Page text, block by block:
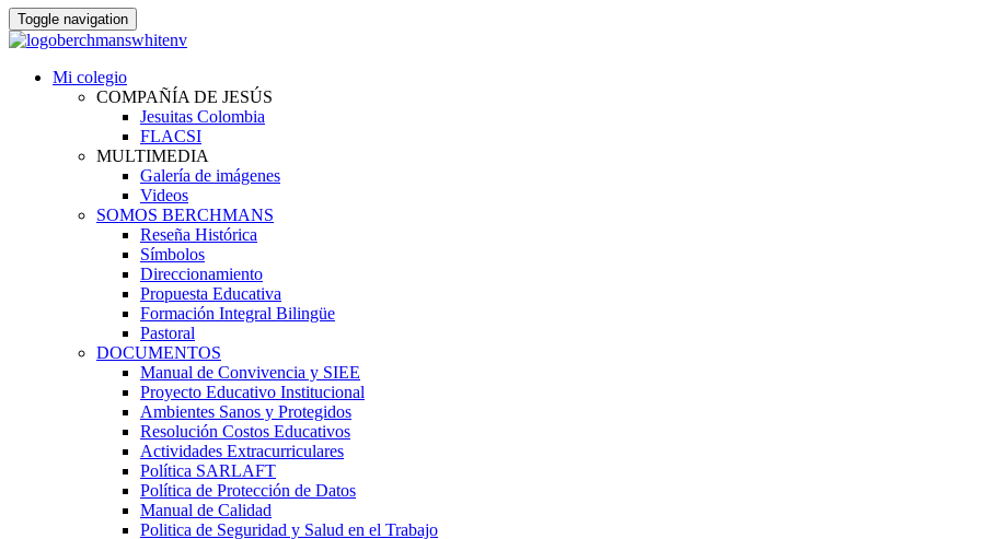
Toggle navigation
Mi colegio
COMPAÑÍA DE JESÚS
Jesuitas Colombia
FLACSI
MULTIMEDIA
Galería de imágenes
Videos
SOMOS BERCHMANS
Reseña Histórica
Símbolos
Direccionamiento
Propuesta Educativa
Formación Integral Bilingüe
Pastoral
DOCUMENTOS
Manual de Convivencia y SIEE
Proyecto Educativo Institucional
Ambientes Sanos y Protegidos
Resolución Costos Educativos
Actividades Extracurriculares
Política SARLAFT
Política de Protección de Datos
Manual de Calidad
Politica de Seguridad y Salud en el Trabajo